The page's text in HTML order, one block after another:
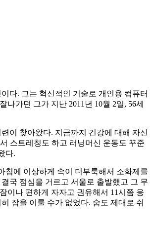
다. 그는 혁신적인 기술로 개인용 컴퓨터
가던 그가 지난 2011년 10월 2일, 56세
이 찾아왔다. 지금까지 건강에 대해 자신
스트레칭도 하고 러닝머신 운동도 꾸준
다.
침에 이상하게 속이 더부룩해서 소화제를
국 점심을 거르고 서울로 출발했고 그 무
이나 편하게 자자고 권유해서 11시쯤 응
잠을 이룰 수가 없었다. 숨도 제대로 쉬